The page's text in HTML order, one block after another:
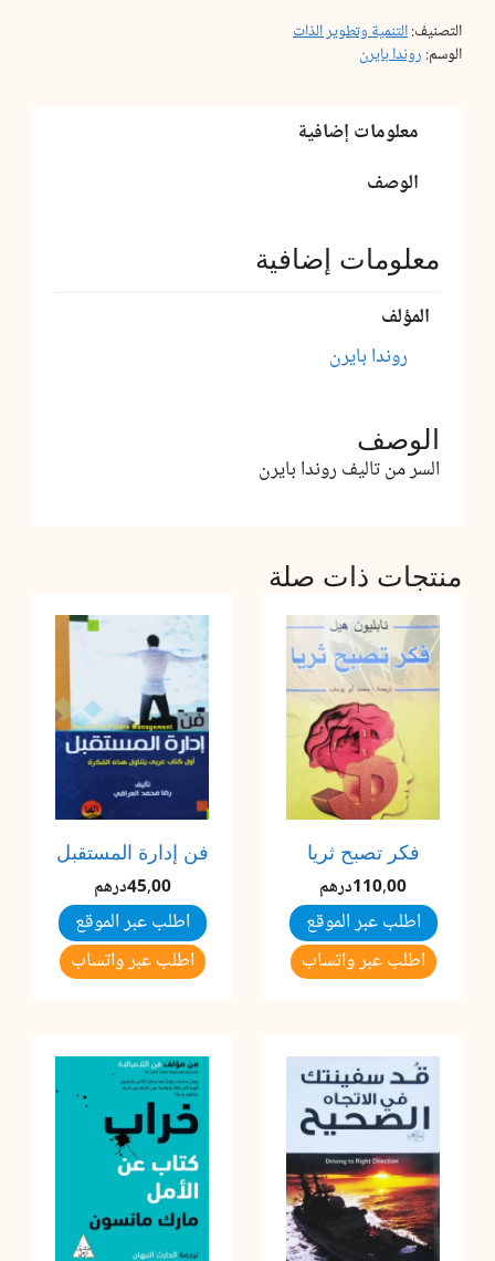
التصنيف:التنمية وتطوير الذات
الوسم: روندا بايرن
معلومات إضافية
الوصف
معلومات إضافية
المؤلف
روندا بايرن
الوصف
السر من تاليف روندا بايرن
منتجات ذات صلة
فكر تصبح ثريا
110,00درهم
اطلب عبر الموقع
اطلب عبر واتساب
فن إدارة المستقبل
45,00درهم
اطلب عبر الموقع
اطلب عبر واتساب